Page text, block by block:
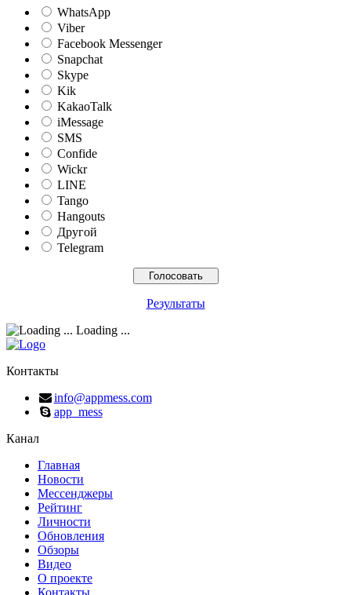
WhatsApp
Viber
Facebook Messenger
Snapchat
Skype
Kik
KakaoTalk
iMessage
SMS
Confide
Wickr
LINE
Tango
Hangouts
Другой
Telegram
Результаты
Loading ...
Контакты
info@appmess.com
app_mess
Канал
Главная
Новости
Мессенджеры
Рейтинг
Личности
Обновления
Обзоры
Видео
О проекте
Контакты